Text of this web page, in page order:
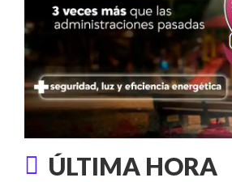
ÚLTIMA HORA